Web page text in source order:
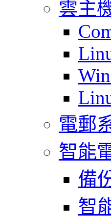
雲主
電郵
智能
備
智